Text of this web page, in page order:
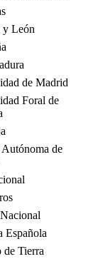
y León
de Madrid
Foral de
de
Española
de Tierra